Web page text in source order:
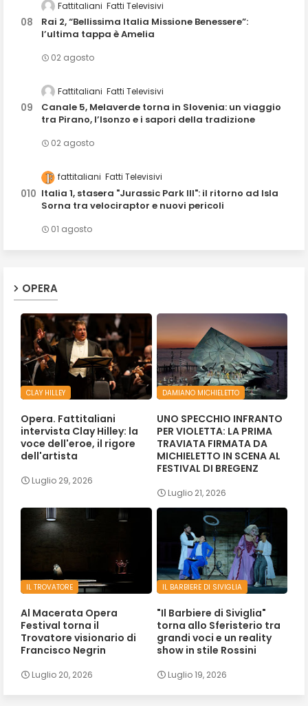
Fattitaliani Fatti Televisivi
Rai 2, “Bellissima Italia Missione Benessere”:
l’ultima tappa è Amelia
02 agosto
Fattitaliani Fatti Televisivi
Canale 5, Melaverde torna in Slovenia: un viaggio
tra Pirano, l’Isonzo e i sapori della tradizione
02 agosto
fattitaliani Fatti Televisivi
Italia 1, stasera "Jurassic Park III": il ritorno ad Isla
Sorna tra velociraptor e nuovi pericoli
01 agosto
OPERA
CLAY HILLEY
Opera. Fattitaliani
intervista Clay Hilley: la
voce dell'eroe, il rigore
dell'artista
Luglio 29, 2026
DAMIANO MICHIELETTO
UNO SPECCHIO INFRANTO
PER VIOLETTA: LA PRIMA
TRAVIATA FIRMATA DA
MICHIELETTO IN SCENA AL
FESTIVAL DI BREGENZ
Luglio 21, 2026
IL TROVATORE
Al Macerata Opera
Festival torna il
Trovatore visionario di
Francisco Negrin
Luglio 20, 2026
IL BARBIERE DI SIVIGLIA
"Il Barbiere di Siviglia"
torna allo Sferisterio tra
grandi voci e un reality
show in stile Rossini
Luglio 19, 2026